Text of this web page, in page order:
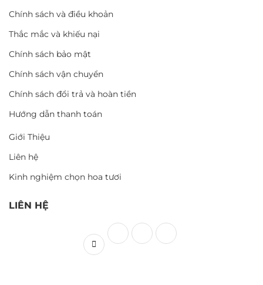
Chính sách và điều khoản
Thắc mắc và khiếu nại
Chính sách bảo mật
Chính sách vận chuyển
Chính sách đổi trả và hoàn tiền
Hướng dẫn thanh toán
Giới Thiệu
Liên hệ
Kinh nghiệm chọn hoa tươi
LIÊN HỆ